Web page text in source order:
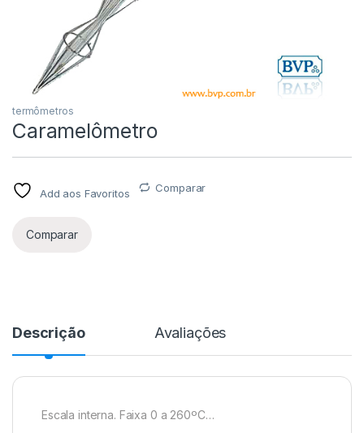
termômetros
Caramelômetro
Add aos Favoritos Comparar
Comparar
Descrição Avaliações
Escala interna. Faixa 0 a 260ºC…